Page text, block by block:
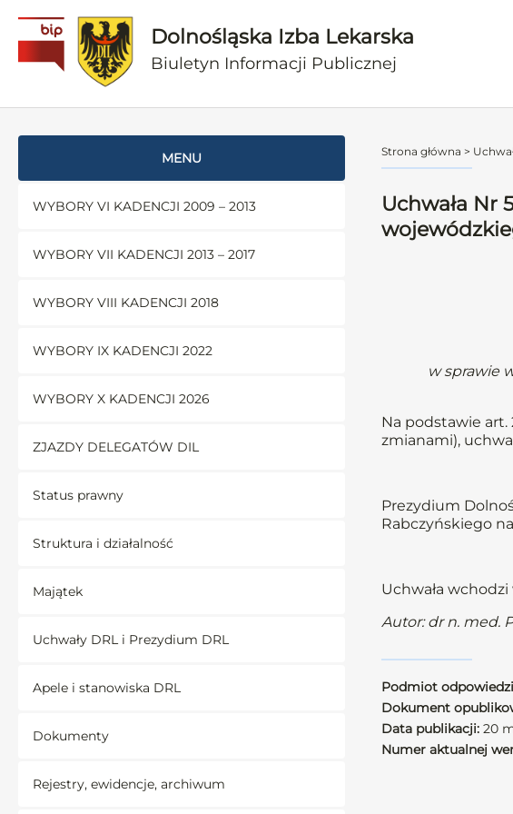
Dolnośląska Izba Lekarska
Biuletyn Informacji Publicznej
MENU
WYBORY VI KADENCJI 2009 – 2013
WYBORY VII KADENCJI 2013 – 2017
WYBORY VIII KADENCJI 2018
WYBORY IX KADENCJI 2022
WYBORY X KADENCJI 2026
ZJAZDY DELEGATÓW DIL
Status prawny
Struktura i działalność
Majątek
Uchwały DRL i Prezydium DRL
Apele i stanowiska DRL
Dokumenty
Rejestry, ewidencje, archiwum
Strona główna >
Uchwała
w sprawie
Na podstawie art.
zmianami),
Prezydium
Rabczyńskiego
Uchwała
Autor: dr n. med.
Podmiot
Dokument
Data publikacji: 20
Numer aktualnej